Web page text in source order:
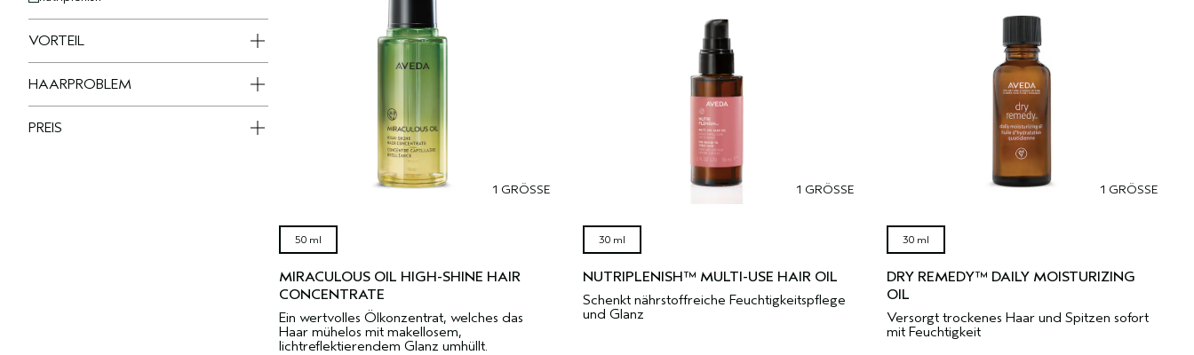
VORTEIL
HAARPROBLEM
PREIS
1 GRÖSSE
50 ml
MIRACULOUS OIL HIGH-SHINE HAIR
CONCENTRATE
Ein wertvolles Ölkonzentrat, welches das
Haar mühelos mit makellosem,
lichtreflektierendem Glanz umhüllt.
1 GRÖSSE
30 ml
NUTRIPLENISH™ MULTI-USE HAIR OIL
Schenkt nährstoffreiche Feuchtigkeitspflege
und Glanz
1 GRÖSSE
30 ml
DRY REMEDY™ DAILY MOISTURIZING
OIL
Versorgt trockenes Haar und Spitzen sofort
mit Feuchtigkeit